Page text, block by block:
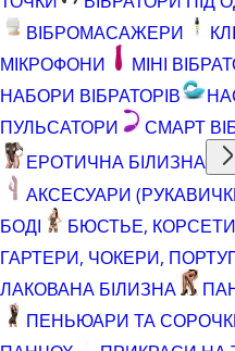
ВІБРОМАСАЖЕРИ
МІКРОФОНИ
МІНІ
НАБОРИ ВІБРАТОРІВ
ПУЛЬСАТОРИ
СМАРТ
ЕРОТИЧНА БІЛИЗНА
АКСЕСУАРИ
БОДІ
БЮСТЬЕ, КОРСЕТИ
ГАРТЕРИ, ЧОКЕРИ,
ЛАКОВАНА БІЛИЗНА
ПЕНЬЮАРИ ТА